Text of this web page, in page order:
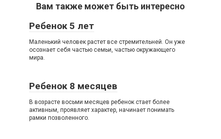
Вам также может быть интересно
Ребенок 5 лет
Маленький человек растет все стремительней. Он уже
осознает себя частью семьи, частью окружающего
мира.
Ребенок 8 месяцев
В возрасте восьми месяцев ребенок стает более
активным, проявляет характер, начинает понимать
рамки позволенного.